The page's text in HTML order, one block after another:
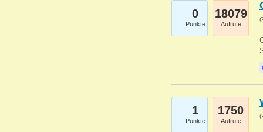
0
Punkte
18079
Aufrufe
1
Punkte
1750
Aufrufe